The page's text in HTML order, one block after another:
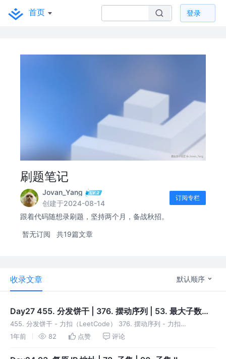
首页 登录
刷题笔记
Jovan_Yang
创建于2024-08-14
订阅专栏
跟着代码随想录刷题，坚持两个月，备战秋招。
暂无订阅 共19篇文章
收录文章 默认顺序
Day27 455. 分发饼干 | 376. 摆动序列 | 53. 最大子数组
和
455. 分发饼干 - 力扣（LeetCode） 376. 摆动序列 - 力扣
（LeetCode） 53. 最大子数组和 - 力扣（LeetCode）
1年前 82 点赞 评论